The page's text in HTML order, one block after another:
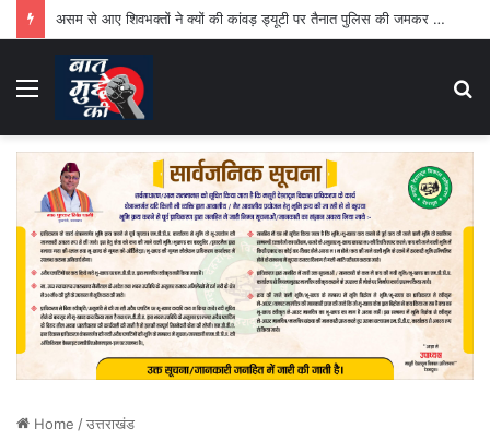
असम से आए शिवभक्तों ने क्यों की कांवड़ ड्यूटी पर तैनात पुलिस की जमकर तारीफ
Menu
Home /उत्तराखंड